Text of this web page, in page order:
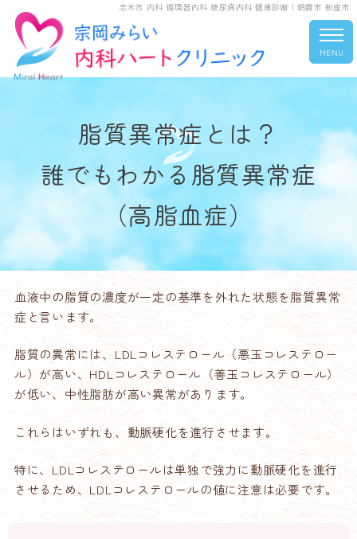
志木市 内科 循環器内科 糖尿病内科 健康診断｜朝霞市 新座市
MENU
脂質異常症とは？
誰でもわかる脂質異常症
（高脂血症）
血液中の脂質の濃度が一定の基準を外れた状態を脂質異常
症と言います。
脂質の異常には、LDLコレステロール（悪玉コレステロー
ル）が高い、HDLコレステロール（善玉コレステロール）
が低い、中性脂肪が高い異常があります。
これらはいずれも、動脈硬化を進行させます。
特に、LDLコレステロールは単独で強力に動脈硬化を進行
させるため、LDLコレステロールの値に注意は必要です。